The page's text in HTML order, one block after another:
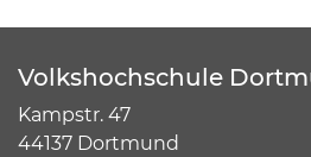
Volkshochschule
Kampstr. 47
44137 Dortmund